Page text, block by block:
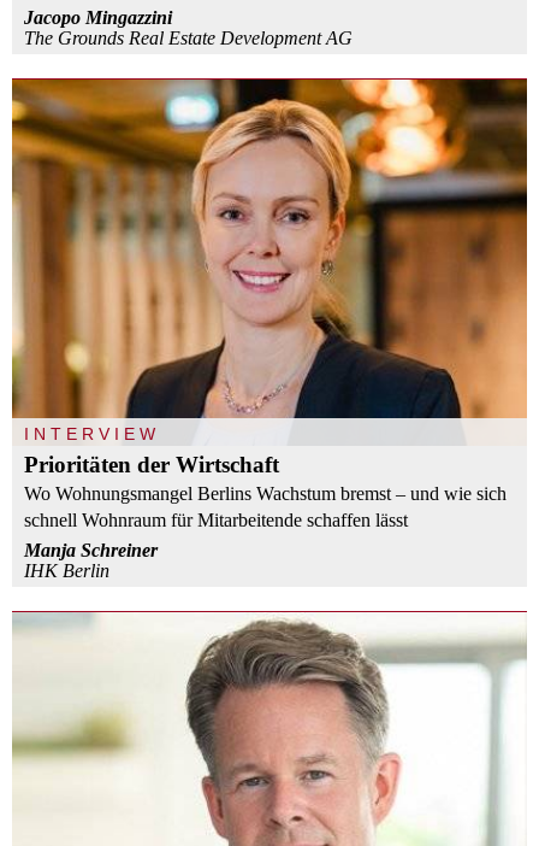
Jacopo Mingazzini
The Grounds Real Estate Development AG
INTERVIEW
Prioritäten der Wirtschaft
Wo Wohnungsmangel Berlins Wachstum bremst – und wie sich
schnell Wohnraum für Mitarbeitende schaffen lässt
Manja Schreiner
IHK Berlin